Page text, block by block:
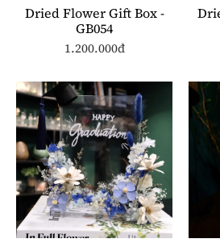
Dried Flower Gift Box -
GB054
1.200.000đ